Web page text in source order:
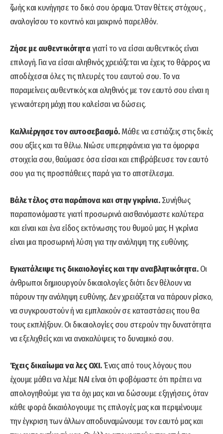
ζωής και κυνήγησε το δικό σου όραμα. Όταν θέτεις στόχους ,
αναλογίσου το κοντινό και μακρινό παρελθόν.
Ζήσε με αυθεντικότηταγιατί το να είσαι αυθεντικός είναι
επιλογή. Για να είσαι αληθινός χρειάζεται να έχεις το θάρρος να
αποδέχεσαι όλες τις πλευρές του εαυτού σου. Το να
παραμείνεις αυθεντικός και αληθινός με τον εαυτό σου είναι η
γενναιότερη μάχη που καλείσαι να δώσεις.
Καλλιέργησε τον αυτοσεβασμό.Μάθε να εστιάζεις στις δικές
σου αξίες και τα θέλω. Νιώσε υπερηφάνεια για τα όμορφα
στοιχεία σου, θαύμασε όσα είσαι και επιβράβευσε τον εαυτό
σου για τις προσπάθειες παρά για το αποτέλεσμα.
Βάλε τέλος στα παράπονα και στην γκρίνια.Συνήθως
παραπονιόμαστε γιατί προσωρινά αισθανόμαστε καλύτερα
και είναι και ένα είδος εκτόνωσης του θυμού μας. Η γκρίνια
είναι μια προσωρινή λύση για την ανάληψη της ευθύνης.
Εγκατάλειψε τις δικαιολογίες και την αναβλητικότητα.Οι
άνθρωποι δημιουργούν δικαιολογίες διότι δεν θέλουν να
πάρουν την ανάληψη ευθύνης. Δεν χρειάζεται να πάρουν ρίσκο,
να συγκρουστούν ή να εμπλακούν σε καταστάσεις που θα
τους εκπλήξουν. Οι δικαιολογίες σου στερούν την δυνατότητα
να εξελιχθείς και να ανακαλύψεις το δυναμικό σου.
Έχεις δικαίωμα να λες ΟΧΙ.Ένας από τους λόγους που
έχουμε μάθει να λέμε ΝΑΙ είναι ότι φοβόμαστε ότι πρέπει να
απολογηθούμε για τα όχι μας και να δώσουμε εξηγήσεις, όταν
κάθε φορά δικαιόλογουμε τις επιλογές μας και περιμένουμε
την έγκριση των άλλων αποδυναμώνουμε τον εαυτό μας και